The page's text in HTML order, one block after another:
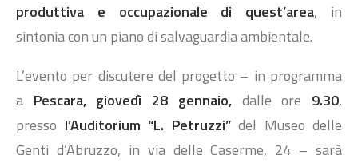
produttiva e occupazionale di quest’area, in
sintonia con un piano di salvaguardia ambientale.
L’evento per discutere del progetto – in programma
a Pescara, giovedì 28 gennaio,dalle ore 9.30,
presso l’Auditorium “L. Petruzzi”del Museo delle
Genti d’Abruzzo, in via delle Caserme, 24 – sarà